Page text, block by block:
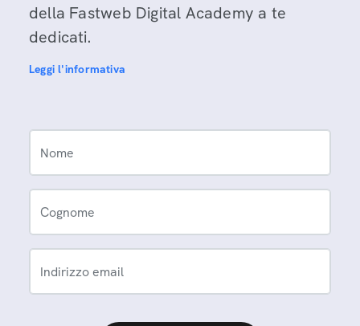
della Fastweb Digital Academy a te
dedicati.
Leggi l'informativa
Nome
Cognome
Indirizzo email